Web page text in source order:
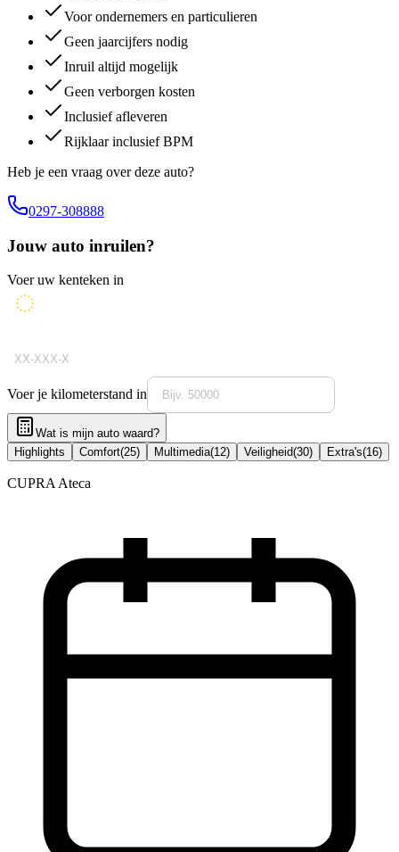
Voor ondernemers en particulieren
Geen jaarcijfers nodig
Inruil altijd mogelijk
Geen verborgen kosten
Inclusief afleveren
Rijklaar inclusief BPM
Heb je een vraag over deze auto?
0297-308888
Jouw auto inruilen?
Voer uw kenteken in
Voer je kilometerstand in
Wat is mijn auto waard?
Highlights
Comfort(25) Multimedia(12) Veiligheid(30) Extra's(16)
CUPRA Ateca